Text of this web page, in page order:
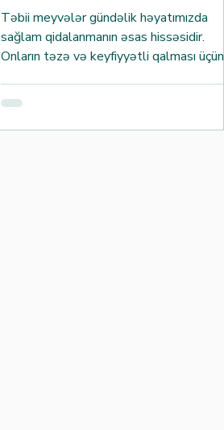
Təbii meyvələr gündəlik həyatımızda
sağlam qidalanmanın əsas hissəsidir.
Onların təzə və keyfiyyətli qalması üçün
Bu yazıda, meyvə və tərəvəzlərin necə
praktik məlumatlar təqdim edirəm.